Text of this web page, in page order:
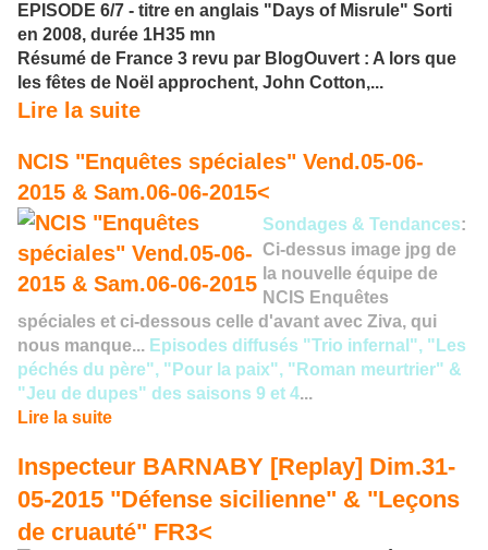
EPISODE 6/7 - titre en anglais "Days of Misrule" Sorti
en 2008, durée 1H35 mn
Résumé de France 3 revu par BlogOuvert : A lors que
les fêtes de Noël approchent, John Cotton,...
Lire la suite
NCIS "Enquêtes spéciales" Vend.05-06-
2015 & Sam.06-06-2015<
Sondages & Tendances:
Ci-dessus image jpg de
la nouvelle équipe de
NCIS Enquêtes
spéciales et ci-dessous celle d'avant avec Ziva, qui
nous manque... Episodes diffusés "Trio infernal", "Les
péchés du père", "Pour la paix", "Roman meurtrier" &
"Jeu de dupes" des saisons 9 et 4...
Lire la suite
Inspecteur BARNABY [Replay] Dim.31-
05-2015 "Défense sicilienne" & "Leçons
de cruauté" FR3<